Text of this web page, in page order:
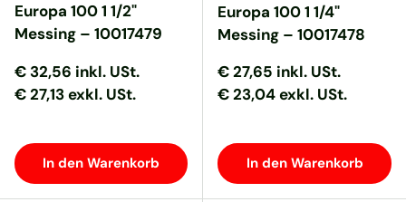
Europa 100 1 1/2"
Messing – 10017479
Normaler Preis
Normaler Preis
€ 32,56 inkl. USt.
€ 27,13 exkl. USt.
In den Warenkorb
Europa 100 1 1/4"
Messing – 10017478
Normaler Preis
Normaler Preis
€ 27,65 inkl. USt.
€ 23,04 exkl. USt.
In den Warenkorb